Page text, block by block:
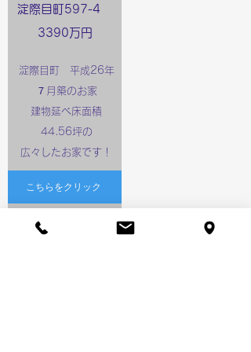
​淀際目町597-4
3390万円
淀際目町 平成26年
７月築のお家
​建物延べ床面積
44.56坪の
広々したお家です！
こちらをクリック